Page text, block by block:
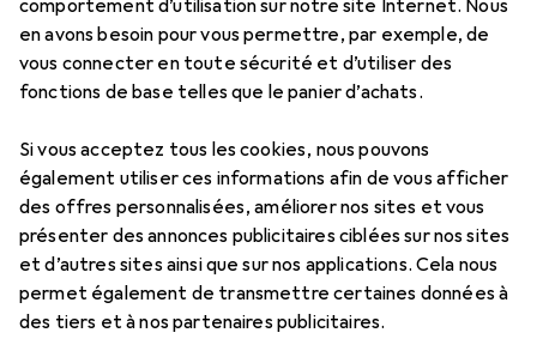
comportement d’utilisation sur notre site Internet. Nous
en avons besoin pour vous permettre, par exemple, de
vous connecter en toute sécurité et d’utiliser des
fonctions de base telles que le panier d’achats.
Si vous acceptez tous les cookies, nous pouvons
également utiliser ces informations afin de vous afficher
des offres personnalisées, améliorer nos sites et vous
présenter des annonces publicitaires ciblées sur nos sites
et d’autres sites ainsi que sur nos applications. Cela nous
permet également de transmettre certaines données à
des tiers et à nos partenaires publicitaires.
Best-seller